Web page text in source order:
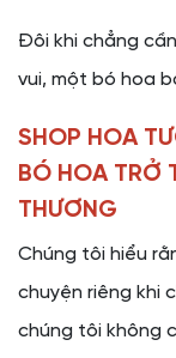
Đôi khi chẳng
vui, một bó hoa
SHOP HOA
BÓ HOA TRỞ
THƯƠNG
Chúng tôi hiểu
chuyện riêng khi
chúng tôi không